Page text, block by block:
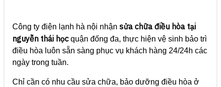
Công ty điện lạnh hà nội nhận sửa chữa điều hòa tại
nguyễn thái họcquận đống đa, thực hiện vệ sinh bảo trì
điều hòa luôn sẵn sàng phục vụ khách hàng 24/24h các
ngày trong tuần.
Chỉ cần có nhu cầu sửa chữa, bảo dưỡng điều hòa ở